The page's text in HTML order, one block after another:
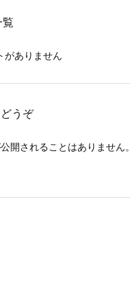
覧
がありません
うぞ
開されることはありません。